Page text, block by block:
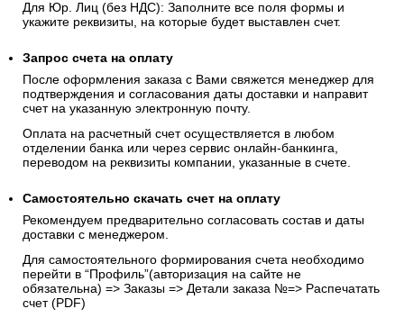
Для Юр. Лиц (без НДС): Заполните все поля формы и
укажите реквизиты, на которые будет выставлен счет.
Запрос счета на оплату
После оформления заказа с Вами свяжется менеджер для
подтверждения и согласования даты доставки и направит
счет на указанную электронную почту.
Оплата на расчетный счет осуществляется в любом
отделении банка или через сервис онлайн-банкинга,
переводом на реквизиты компании, указанные в счете.
Самостоятельно скачать счет на оплату
Рекомендуем предварительно согласовать состав и даты
доставки с менеджером.
Для самостоятельного формирования счета необходимо
перейти в “Профиль”(авторизация на сайте не
обязательна) => Заказы => Детали заказа №=> Распечатать
счет (PDF)